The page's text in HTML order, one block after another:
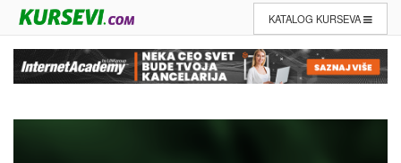
KATALOG KURSEVA